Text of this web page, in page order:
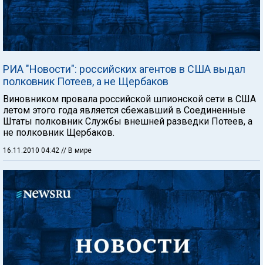
РИА "Новости": российских агентов в США выдал
полковник Потеев, а не Щербаков
Виновником провала российской шпионской сети в США
летом этого года является сбежавший в Соединенные
Штаты полковник Службы внешней разведки Потеев, а
не полковник Щербаков.
16.11.2010 04:42 // В мире